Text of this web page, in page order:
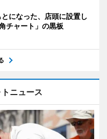
になった、店頭に設置し
チャート」の黒板
ニュース